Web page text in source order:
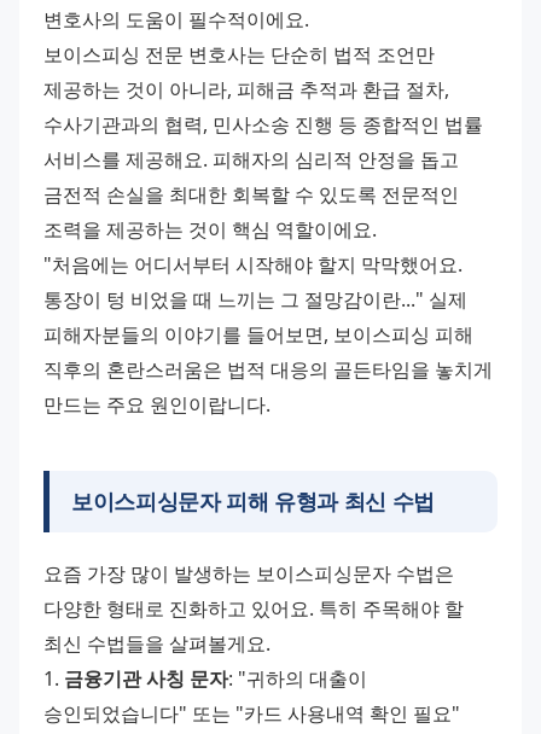
변호사의 도움이 필수적이에요.
보이스피싱 전문 변호사는 단순히 법적 조언만
제공하는 것이 아니라, 피해금 추적과 환급 절차,
수사기관과의 협력, 민사소송 진행 등 종합적인 법률
서비스를 제공해요. 피해자의 심리적 안정을 돕고
금전적 손실을 최대한 회복할 수 있도록 전문적인
조력을 제공하는 것이 핵심 역할이에요.
"처음에는 어디서부터 시작해야 할지 막막했어요.
통장이 텅 비었을 때 느끼는 그 절망감이란..." 실제
피해자분들의 이야기를 들어보면, 보이스피싱 피해
직후의 혼란스러움은 법적 대응의 골든타임을 놓치게
만드는 주요 원인이랍니다.
보이스피싱문자 피해 유형과 최신 수법
요즘 가장 많이 발생하는 보이스피싱문자 수법은
다양한 형태로 진화하고 있어요. 특히 주목해야 할
최신 수법들을 살펴볼게요.
1. 금융기관 사칭 문자: "귀하의 대출이
승인되었습니다" 또는 "카드 사용내역 확인 필요"